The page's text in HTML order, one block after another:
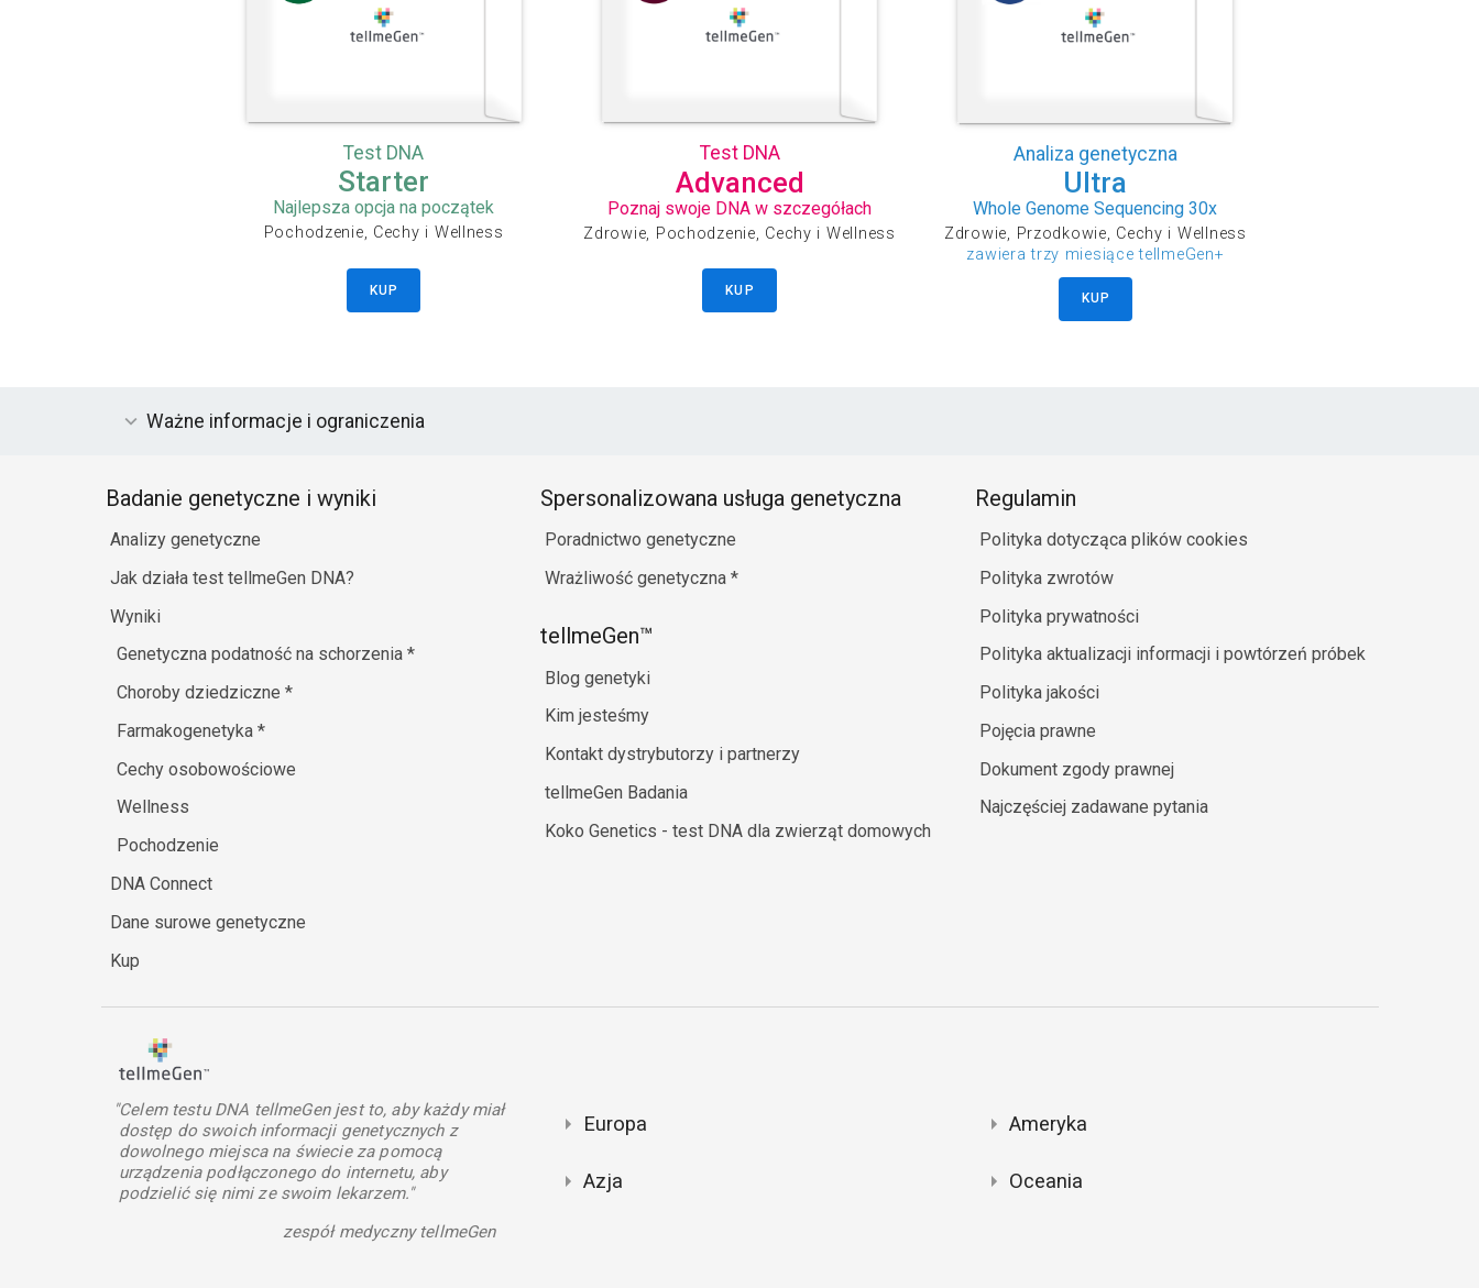
Test DNA
Starter
Najlepsza opcja na początek
Pochodzenie, Cechy i Wellness
KUP
Test DNA
Advanced
Poznaj swoje DNA w szczegółach
Zdrowie, Pochodzenie, Cechy i Wellness
KUP
Analiza genetyczna
Ultra
Whole Genome Sequencing 30x
Zdrowie, Przodkowie, Cechy i Wellness
zawiera trzy miesiące tellmeGen+
KUP
Ważne informacje i ograniczenia
Badanie genetyczne i wyniki
Analizy genetyczne
Jak działa test tellmeGen DNA?
Wyniki
Genetyczna podatność na schorzenia *
Choroby dziedziczne *
Farmakogenetyka *
Cechy osobowościowe
Wellness
Pochodzenie
DNA Connect
Dane surowe genetyczne
Kup
Spersonalizowana usługa genetyczna
Poradnictwo genetyczne
Wrażliwość genetyczna *
tellmeGen™
Blog genetyki
Kim jesteśmy
Kontakt dystrybutorzy i partnerzy
tellmeGen Badania
Koko Genetics - test DNA dla zwierząt domowych
Regulamin
Polityka dotycząca plików cookies
Polityka zwrotów
Polityka prywatności
Polityka aktualizacji informacji i powtórzeń próbek
Polityka jakości
Pojęcia prawne
Dokument zgody prawnej
Najczęściej zadawane pytania
"Celem testu DNA tellmeGen jest to, aby każdy miał
dostęp do swoich informacji genetycznych z
dowolnego miejsca na świecie za pomocą
urządzenia podłączonego do internetu, aby
podzielić się nimi ze swoim lekarzem."
zespół medyczny tellmeGen
Europa
Azja
Ameryka
Oceania